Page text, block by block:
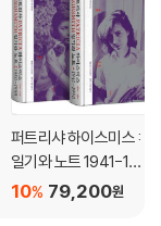
퍼트리샤 하이스미스 :
일기와 노트 1941-199
5
79,200원
10%